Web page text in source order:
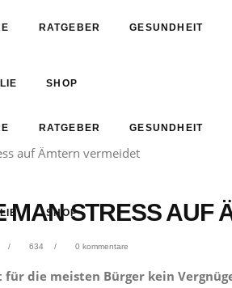
RATGEBER GESUNDHEIT
SHOP
RATGEBER GESUNDHEIT
SHOP
MAN STRESS AUF
634 0 kommentare
für die meisten Bürger kein